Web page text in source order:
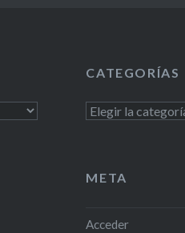
CATEGORÍAS
Categorías
META
Acceder